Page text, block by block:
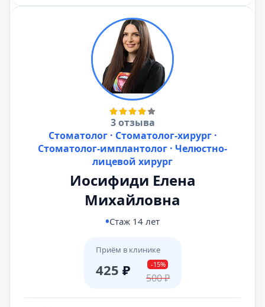
3 отзыва
Стоматолог · Стоматолог-хирург ·
Стоматолог-имплантолог · Челюстно-
лицевой хирург
Иосифиди Елена
Михайловна
Стаж 14 лет
Приём в клинике
425 ₽ -15%
500₽